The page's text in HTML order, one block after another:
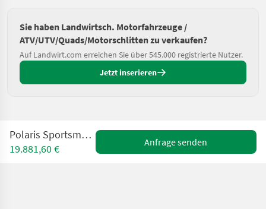
Sie haben Landwirtsch. Motorfahrzeuge /
ATV/UTV/Quads/Motorschlitten zu verkaufen?
Auf Landwirt.com erreichen Sie über 545.000 registrierte Nutzer.
Jetzt inserieren
Polaris Sportsman 1000 S 2UP
19.881,60 €
Anfrage senden